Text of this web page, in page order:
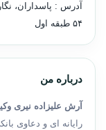
آدرس : پاسداران،
۵۴ طبقه اول
درباره من
آرش علیزاده نیری